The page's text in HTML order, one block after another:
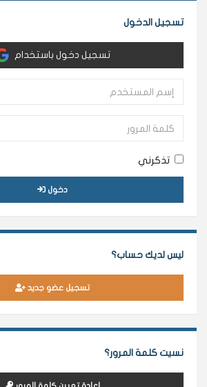
تسجيل الدخول
تسجيل دخول باستخدام
تذكرني
دخول
ليس لديك حساب؟
تسجيل عضو جديد
نسيت كلمة المرور؟